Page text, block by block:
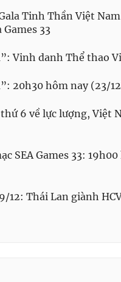
Tinh Thần Việt
Games 33
Vinh danh Thể thao
20h30 hôm nay (23/
thứ 6 về lực lượng, Việt
SEA Games 33:
12: Thái Lan giành